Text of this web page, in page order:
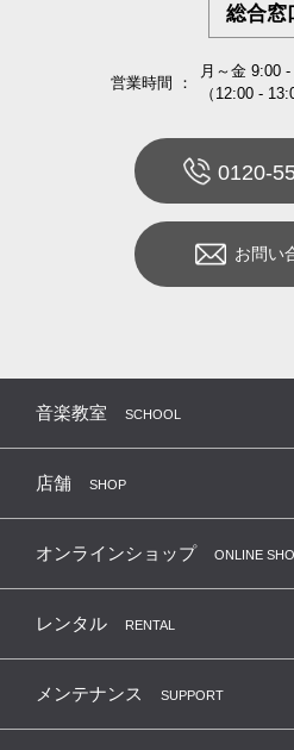
総合窓
営業時間 ：
月～金 9:00
（12:00 -
0120-
お問い
音楽教室 SCHOOL
店舗 SHOP
オンラインショップ ONLINE
レンタル RENTAL
メンテナンス SUPPORT